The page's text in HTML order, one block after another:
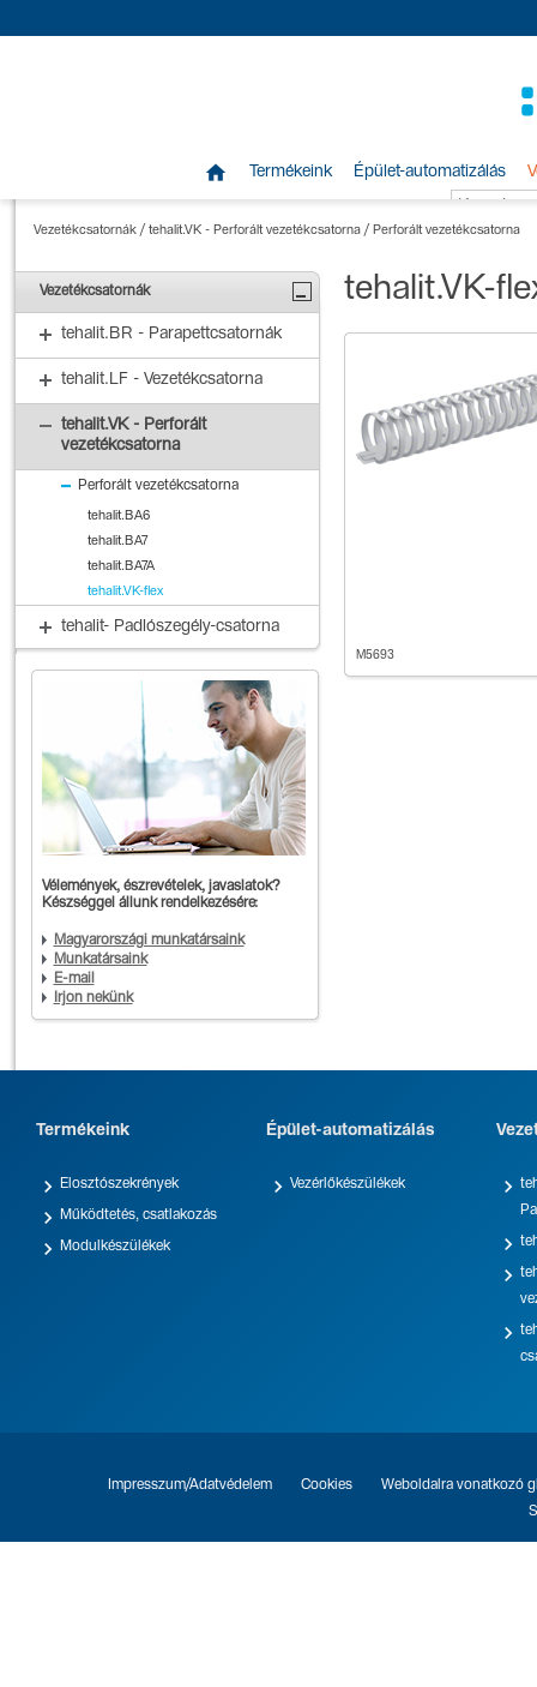
 Termékeink Épület-automatizálás
Vezetékcsatornák/ tehalit.VK - Perforált vezetékcsatorna/ Perforált vezetékcsatorna
Vezetékcsatornák
tehalit.BR - Parapettcsatornák
tehalit.LF - Vezetékcsatorna
tehalit.VK - Perforált
vezetékcsatorna
Perforált vezetékcsatorna
tehalit.BA6
tehalit.BA7
tehalit.BA7A
tehalit.VK-flex
tehalit- Padlószegély-csatorna
Vélemények, észrevételek, javaslatok?
Készséggel állunk rendelkezésére:
Magyarországi munkatársaink
Munkatársaink
E-mail
Írjon nekünk
tehalit.VK-
M5693
Termékeink
 Elosztószekrények
 Működtetés, csatlakozás
 Modulkészülékek
Épület-automatizálás
 Vezérlőkészülékek 



Impresszum/Adatvédelem Cookies
Weboldalra vonatkozó